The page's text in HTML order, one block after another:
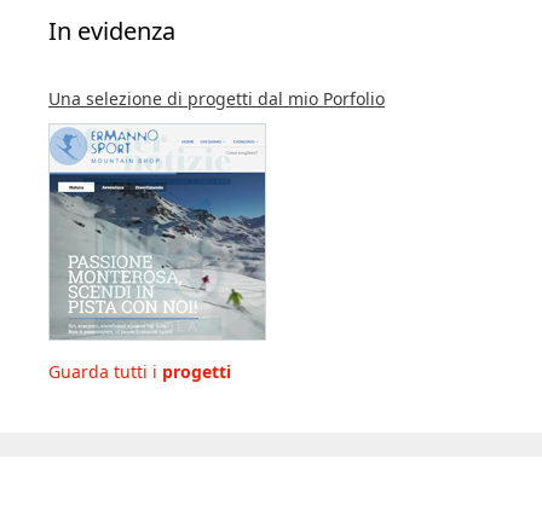
In evidenza
Una selezione di progetti dal mio Porfolio
Guarda tutti i progetti